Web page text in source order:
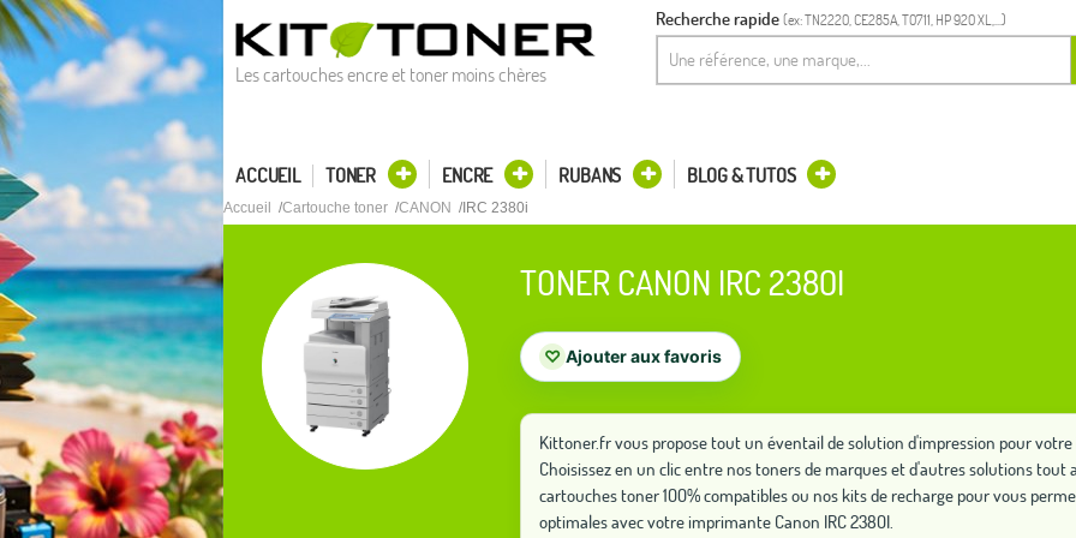
Les cartouches encre et toner moins chères
Recherche rapide (ex: TN2220, CE285A, T0711, HP 920 XL,...)
ACCUEIL TONER ENCRE RUBANS BLOG & TUTOS
Accueil Cartouche toner CANON IRC 2380i
TONER CANON IRC 2380I
♡ Ajouter aux favoris
Kittoner.fr vous propose tout un éventail de solution d'impression pour votre
Choisissez en un clic entre nos toners de marques et d'autres solutions
cartouches toner 100% compatibles ou nos kits de recharge pour vous
optimales avec votre imprimante Canon IRC 2380I.